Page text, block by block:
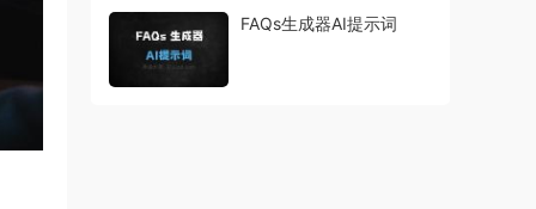
FAQs生成器AI提示词